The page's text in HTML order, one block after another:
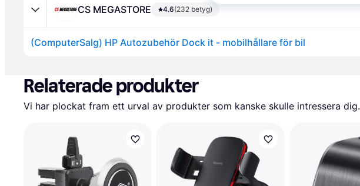
CS MEGASTORE 4.6(232 betyg)
(ComputerSalg) HP Autozubehör Dock it - mobilhållare för bil
Relaterade produkter
Vi har plockat fram ett urval av produkter som kanske skulle intressera dig.